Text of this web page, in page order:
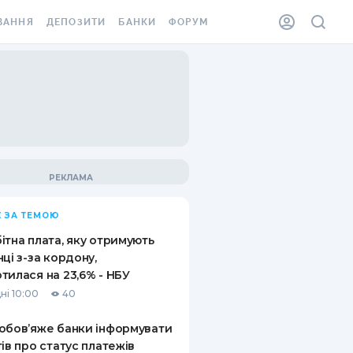
ВІНЬЄТКА
ВІД
ВИПАДКІВ
ДЕПОЗИТИ
ПИТАННЯ ТА ВІДПОВІДІ
ПУТІВНИКИ ПО
ЗАОЩАДЖЕННЯМ
БАНКИ ФОРУМ
ЗА ТЕМОЮ
плата, яку отримують
з-за кордону,
на 23,6% - НБУ
10:00 40
банки інформувати
про статус платежів